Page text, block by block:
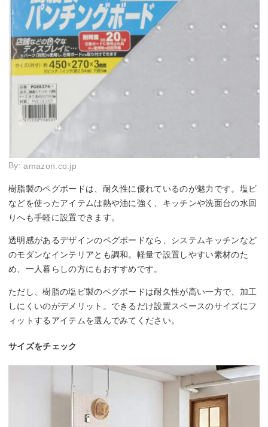
By:amazon.co.jp
樹脂製のペグボードは、耐久性に優れているのが魅力です。塩ビ
などを使ったアイテムは熱や油に強く、キッチンや洗面台の水回
りへも手軽に設置できます。
透明感があるデザインのペグボードなら、システムキッチンなど
のモダンなインテリアとも調和。軽量で設置しやすい素材のた
め、一人暮らしの方にもおすすめです。
ただし、樹脂の塩ビ製のペグボードは耐久性が高い一方で、加工
しにくいのがデメリット。できるだけ設置スペースのサイズにフ
ィットするアイテムを選んでみてください。
サイズをチェック